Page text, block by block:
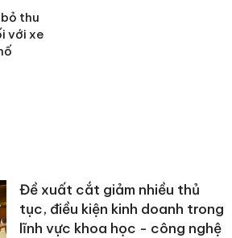
thu
với xe
Đề xuất cắt giảm nhiều thủ
tục, điều kiện kinh doanh trong
lĩnh vực khoa học - công nghệ